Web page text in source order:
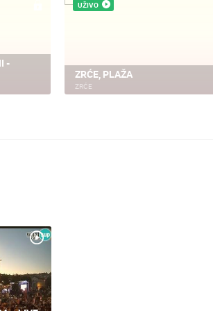
-
UŽIVO
ZRĆE, PLAŽA
ZRĆE